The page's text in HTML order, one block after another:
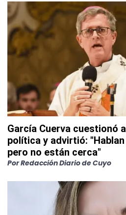
García Cuerva cuestionó
política y advirtió:
pero no están cerca"
PorRedacción Diario de Cuyo